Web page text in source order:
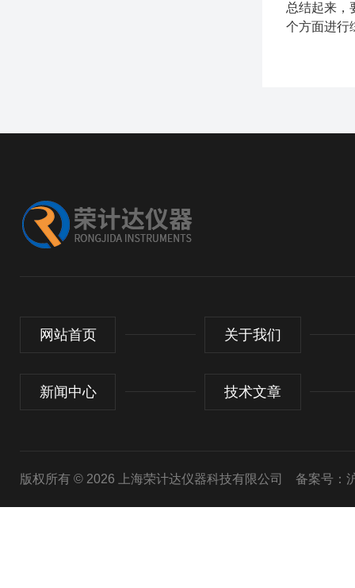
总结起来，
个方面进行
网站首页 关于我们
新闻中心 技术文章
版权所有 © 2026 上海荣计达仪器科技有限公司 备案号：